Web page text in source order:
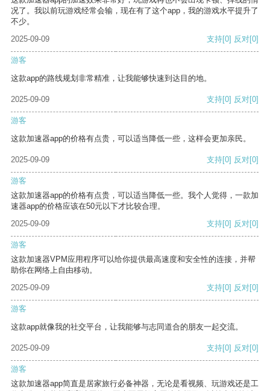
况了。我以前玩游戏经常会输，现在有了这个app，我的游戏水平提升了
不少。
2025-09-09
支持[0] 反对[0]
游客
这款app的路线规划非常精准，让我能够快速到达目的地。
2025-09-09 支持[0] 反对[0]
游客
这款加速器app的价格有点贵，可以适当降低一些，这样会更加亲民。
2025-09-09 支持[0] 反对[0]
游客
这款加速器app的价格有点贵，可以适当降低一些。我个人觉得，一款加
速器app的价格应该在50元以下才比较合理。
2025-09-09
支持[0] 反对[0]
游客
这款加速器VPM应用程序可以给你提供最高速度和安全性的连接，并帮
助你在网络上自由移动。
2025-09-09
支持[0] 反对[0]
游客
这款app就像我的社交平台，让我能够与志同道合的朋友一起交流。
2025-09-09 支持[0] 反对[0]
游客
这款加速器app简直是居家旅行必备神器，无论是看视频、玩游戏还是工